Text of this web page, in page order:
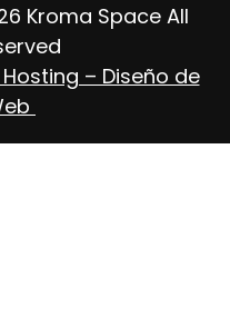
Kroma Space All
– Diseño de